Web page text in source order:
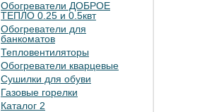
Обогреватели ДОБРОЕ
ТЕПЛО 0.25 и 0.5квт
Обогреватели для
банкоматов
Тепловентиляторы
Обогреватели кварцевые
Сушилки для обуви
Газовые горелки
Каталог 2